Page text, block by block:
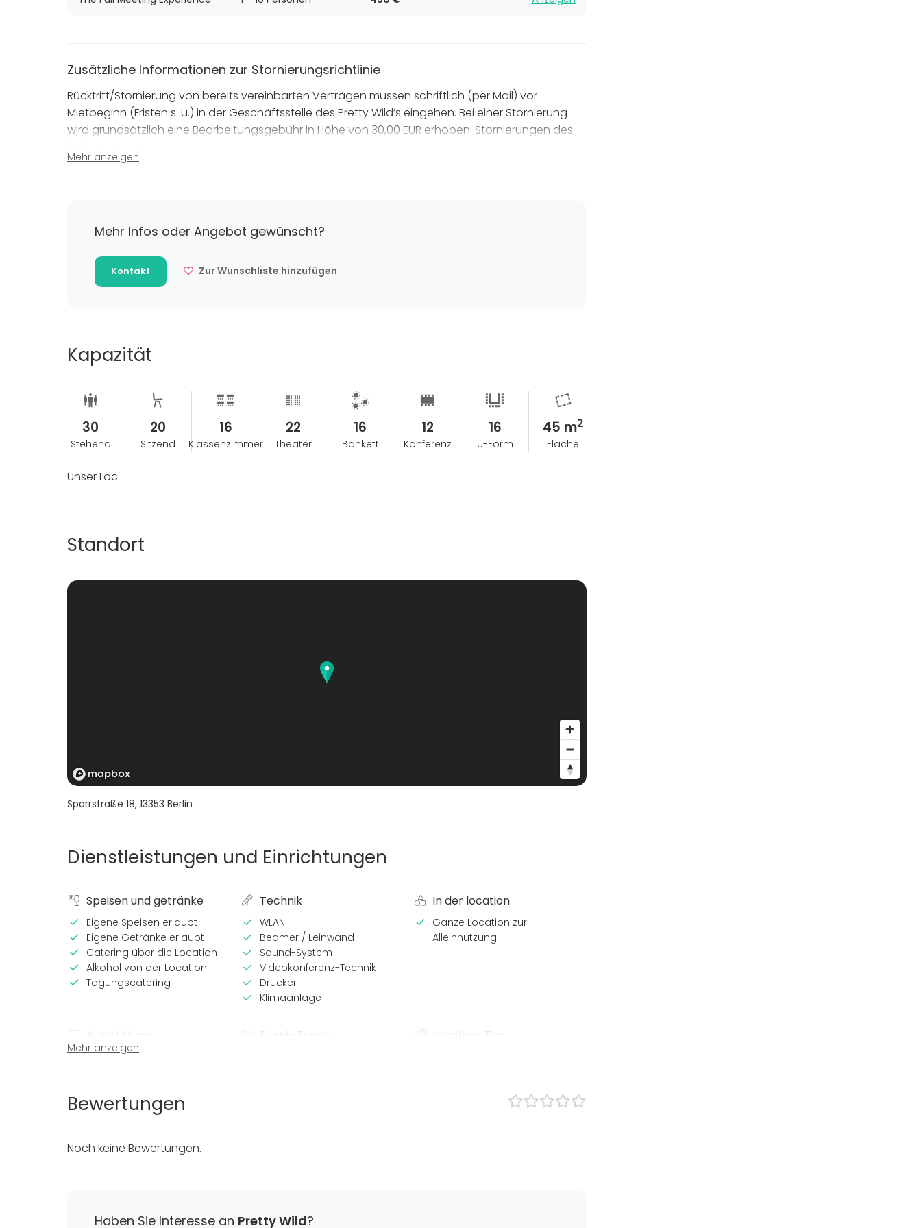
Zusätzliche Informationen zur Stornierungsrichtlinie
Rücktritt/Stornierung von bereits vereinbarten Verträgen müssen schriftlich (per Mail) vor
Mietbeginn (Fristen s. u.) in der Geschäftsstelle des Pretty Wild’s eingehen. Bei einer Stornierung
wird grundsätzlich eine Bearbeitungsgebühr in Höhe von 30,00 EUR erhoben. Stornierungen des
ab 1 Woche: 100 %
Mehr anzeigen
Mehr Infos oder Angebot gewünscht?
Kontakt Zur Wunschliste hinzufügen
Kapazität
30
Stehend
20
Sitzend
16
Klassenzimmer
22
Theater
16
Bankett
12
Konferenz
16
U-Form
45 m2
Fläche
Unser Loc
Standort
Sparrstraße 18, 13353 Berlin
Dienstleistungen und Einrichtungen
Speisen und getränke
Eigene Speisen erlaubt
Eigene Getränke erlaubt
Catering über die Location
Alkohol von der Location
Tagungscatering
Technik
WLAN
Beamer / Leinwand
Sound-System
Videokonferenz-Technik
Drucker
Klimaanlage
In der location
Ganze Location zur
Alleinnutzung
Ausstattung
Geschirr & Besteck
Event-Typen
Teamevent / Teambuilding
Location-Typ
Mehr anzeigen
Bewertungen
Noch keine Bewertungen.
Haben Sie Interesse an Pretty Wild?